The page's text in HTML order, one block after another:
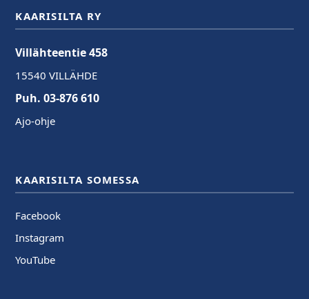
KAARISILTA RY
Villähteentie 458
15540 VILLÄHDE
Puh. 03-876 610
Ajo-ohje
KAARISILTA SOMESSA
Facebook
Instagram
YouTube